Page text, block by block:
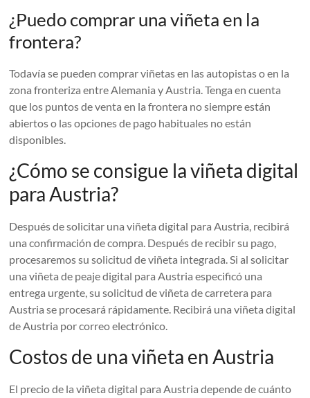
¿Puedo comprar una viñeta en la
frontera?
Todavía se pueden comprar viñetas en las autopistas o en la
zona fronteriza entre Alemania y Austria. Tenga en cuenta
que los puntos de venta en la frontera no siempre están
abiertos o las opciones de pago habituales no están
disponibles.
¿Cómo se consigue la viñeta digital
para Austria?
Después de solicitar una viñeta digital para Austria, recibirá
una confirmación de compra. Después de recibir su pago,
procesaremos su solicitud de viñeta integrada. Si al solicitar
una viñeta de peaje digital para Austria especificó una
entrega urgente, su solicitud de viñeta de carretera para
Austria se procesará rápidamente. Recibirá una viñeta digital
de Austria por correo electrónico.
Costos de una viñeta en Austria
El precio de la viñeta digital para Austria depende de cuánto